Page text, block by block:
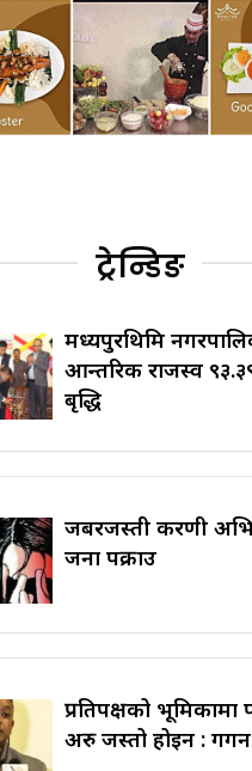
ट्रेन्डिङ
मध्यपुरथिमि
आन्तरिक राजस्व
बृद्धि
जबरजस्ती करणी
जना पक्राउ
प्रतिपक्षको भूमिकामा
अरु जस्तो होइन : गगन